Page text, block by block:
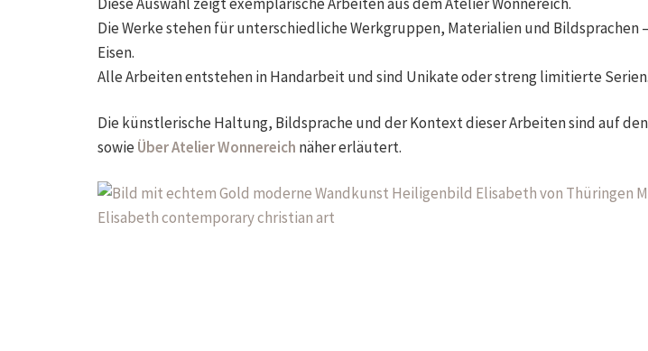
Die Werke stehen für unterschiedliche Werkgruppen, Materialien und
Eisen.
Alle Arbeiten entstehen in Handarbeit und sind Unikate oder streng limitierte Serien.
Die künstlerische Haltung, Bildsprache und der Kontext dieser Arbeiten sind auf
sowieÜber Atelier Wonnereich näher erläutert.